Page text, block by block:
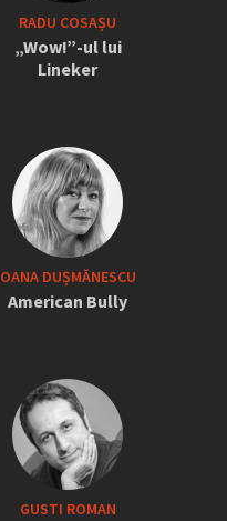
RADU COSAȘU
„Wow!”-ul lui
Lineker
OANA DUȘMĂNESCU
American Bully
GUSTI ROMAN